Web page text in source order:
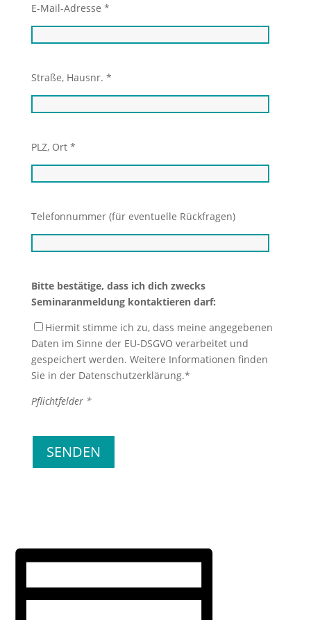
E-Mail-Adresse *
Straße, Hausnr. *
PLZ, Ort *
Telefonnummer (für eventuelle Rückfragen)
Bitte bestätige, dass ich dich zwecks
Seminaranmeldung kontaktieren darf:
Hiermit stimme ich zu, dass meine angegebenen
Daten im Sinne der EU-DSGVO verarbeitet und
gespeichert werden. Weitere Informationen finden
Sie in der Datenschutzerklärung.*
Pflichtfelder *
SENDEN